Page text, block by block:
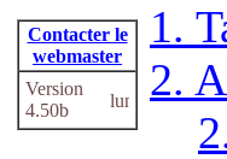
Contacter le
webmaster
Version
4.50b
1.
2.